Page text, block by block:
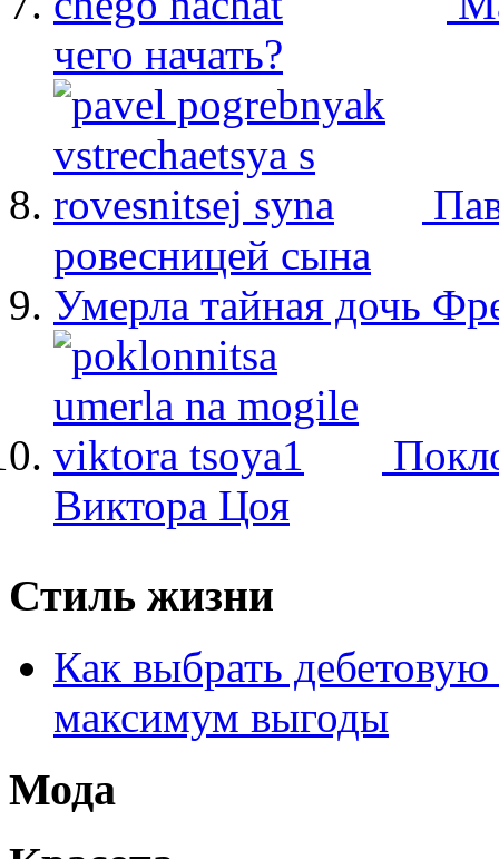
чего начать?
ровесницей сына
Умерла тайная дочь
Виктора Цоя
Стиль жизни
Как выбрать дебетовую
максимум выгоды
Мода